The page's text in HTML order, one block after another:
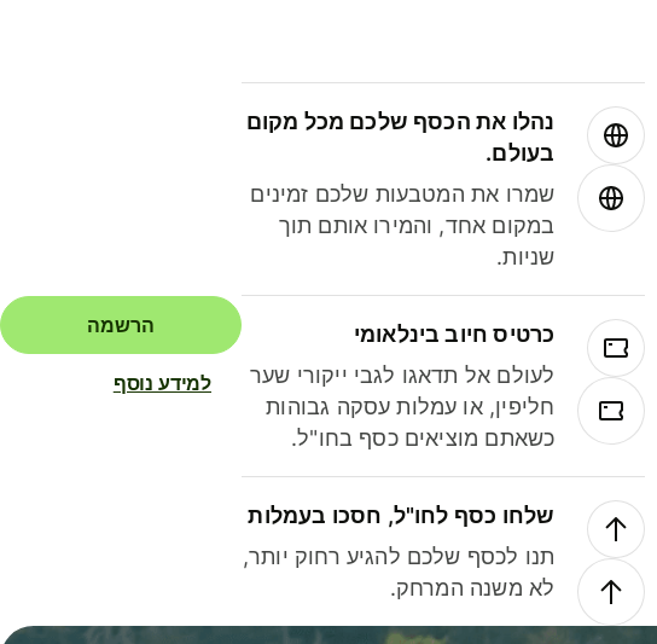
נהלו את הכסף שלכם מכל מקום
בעולם.
שמרו את המטבעות שלכם זמינים
במקום אחד, והמירו אותם תוך
שניות.
כרטיס חיוב בינלאומי
לעולם אל תדאגו לגבי ייקורי שער
חליפין, או עמלות עסקה גבוהות
כשאתם מוציאים כסף בחו"ל.
שלחו כסף לחו"ל, חסכו בעמלות
תנו לכסף שלכם להגיע רחוק יותר,
לא משנה המרחק.
הרשמה
למידע נוסף